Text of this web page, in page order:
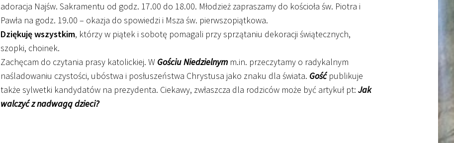
adoracja Najśw. Sakramentu od godz. 17.00 do 18.00. Młodzież zapraszamy do kościoła św. Piotra i
Pawła na godz. 19.00 – okazja do spowiedzi i Msza św. pierwszopiątkowa.
Dziękuję wszystkim, którzy w piątek i sobotę pomagali przy sprzątaniu dekoracji świątecznych,
szopki, choinek.
Zachęcam do czytania prasy katolickiej. W Gościu Niedzielnymm.in. przeczytamy o radykalnym
naśladowaniu czystości, ubóstwa i posłuszeństwa Chrystusa jako znaku dla świata. Gośćpublikuje
także sylwetki kandydatów na prezydenta. Ciekawy, zwłaszcza dla rodziców może być artykuł pt: Jak
walczyć z nadwagą dzieci?